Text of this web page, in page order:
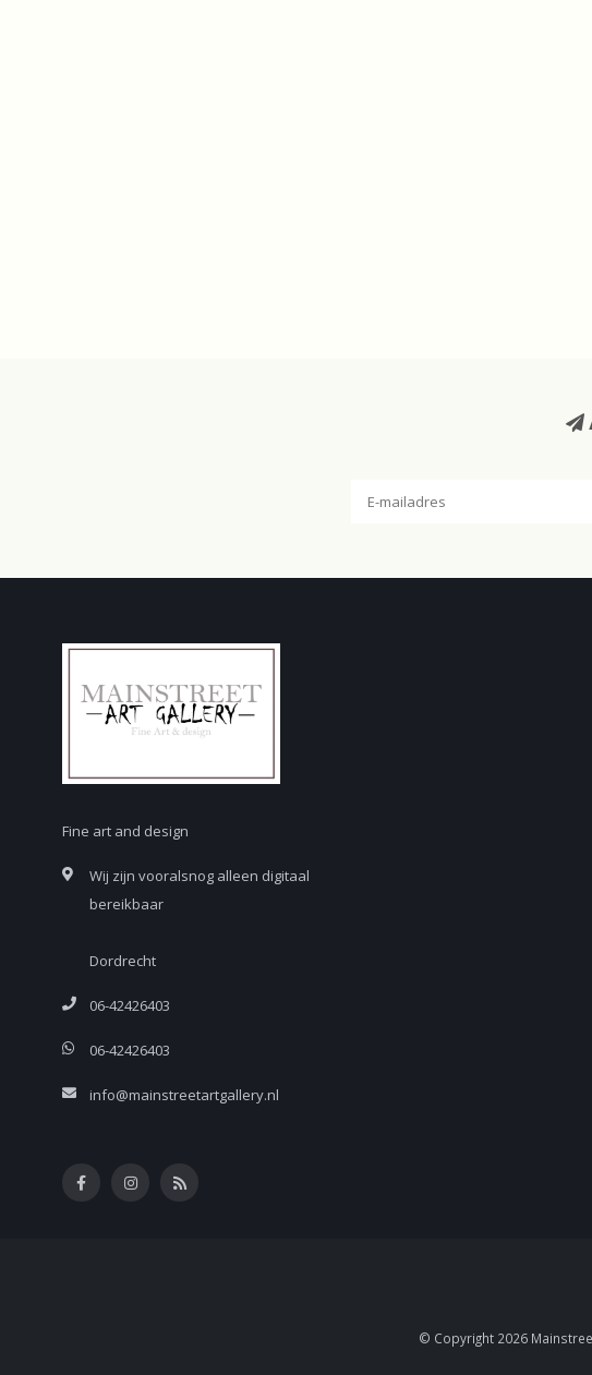
Fine art and design
Wij zijn vooralsnog alleen digitaal
bereikbaar
Dordrecht
06-42426403
06-42426403
info@mainstreetartgallery.nl
© Copyright 2026